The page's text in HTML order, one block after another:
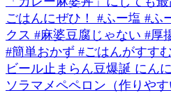
ビール止まらん豆爆誕 にん
ソラマメペペロン（作りや